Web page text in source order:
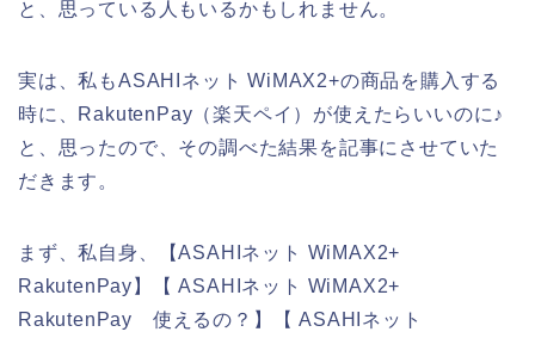
と、思っている人もいるかもしれません。
実は、私もASAHIネット WiMAX2+の商品を購入する
時に、RakutenPay（楽天ペイ）が使えたらいいのに♪
と、思ったので、その調べた結果を記事にさせていた
だきます。
まず、私自身、【ASAHIネット WiMAX2+
RakutenPay】【 ASAHIネット WiMAX2+
RakutenPay 使えるの？】【 ASAHIネット